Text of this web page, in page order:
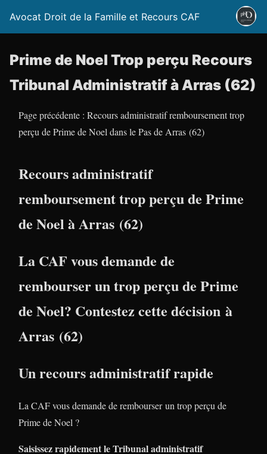
Avocat Droit de la Famille et Recours CAF
Prime de Noel Trop perçu Recours
Tribunal Administratif à Arras (62)
Page précédente : Recours administratif remboursement trop
perçu de Prime de Noel dans le Pas de Arras (62)
Recours administratif
remboursement trop perçu de Prime
de Noel à Arras (62)
La CAF vous demande de
rembourser un trop perçu de Prime
de Noel? Contestez cette décision à
Arras (62)
Un recours administratif rapide
La CAF vous demande de rembourser un trop perçu de
Prime de Noel ?
Saisissez rapidement le Tribunal administratif